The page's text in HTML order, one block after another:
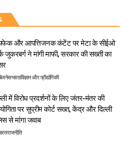
और आपत्तिजनक कंटेंट पर मेटा के सीईओ
जुकरबर्ग ने मांगी माफी, सरकार की सख्ती का
भारतविज्ञान और प्रौद्योगिकी
में विरोध प्रदर्शनों के लिए जंतर-मंतर की
पर सुप्रीम कोर्ट सख्त, केंद्र और दिल्ली
से मांगा जवाब
राजनीति